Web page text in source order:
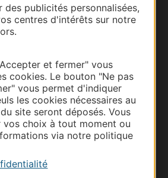
des publicités personnalisées,
centres d'intérêts sur notre
et fermer" vous
cookies. Le bouton "Ne pas
vous permet d'indiquer
les cookies nécessaires au
site seront déposés. Vous
choix à tout moment ou
via notre politique